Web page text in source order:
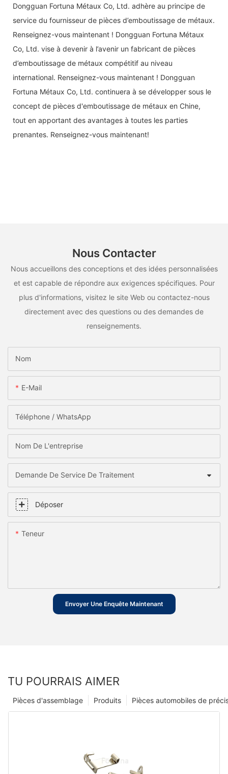
Dongguan Fortuna Métaux Co, Ltd. adhère au principe de
service du fournisseur de pièces d’emboutissage de métaux.
Renseignez-vous maintenant ! Dongguan Fortuna Métaux
Co, Ltd. vise à devenir à l’avenir un fabricant de pièces
d’emboutissage de métaux compétitif au niveau
international. Renseignez-vous maintenant ! Dongguan
Fortuna Métaux Co, Ltd. continuera à se développer sous le
concept de pièces d'emboutissage de métaux en Chine,
tout en apportant des avantages à toutes les parties
prenantes. Renseignez-vous maintenant!
Nous Contacter
Nous accueillons des conceptions et des idées personnalisées
et est capable de répondre aux exigences spécifiques. Pour
plus d'informations, visitez le site Web ou contactez-nous
directement avec des questions ou des demandes de
renseignements.
Nom
E-Mail
Téléphone / WhatsApp
Nom De L'entreprise
Demande De Service De Traitement
Déposer
Teneur
Envoyer Une Enquête Maintenant
TU POURRAIS AIMER
Pièces automobiles de
Produits
Pièces d'assemblage